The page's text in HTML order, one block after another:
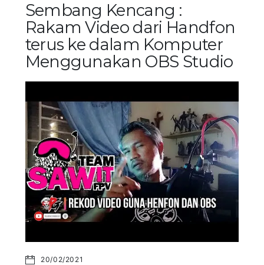
Sembang Kencang :
Rakam Video dari Handfon
terus ke dalam Komputer
Menggunakan OBS Studio
20/02/2021